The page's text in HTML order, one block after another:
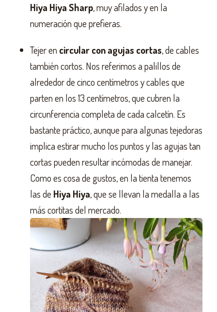
Hiya Hiya Sharp, muy afilados y en la
numeración que prefieras.
Tejer en circular con agujas cortas, de cables
también cortos. Nos referimos a palillos de
alrededor de cinco centímetros y cables que
parten en los 13 centímetros, que cubren la
circunferencia completa de cada calcetín. Es
bastante práctico, aunque para algunas tejedoras
implica estirar mucho los puntos y las agujas tan
cortas pueden resultar incómodas de manejar.
Como es cosa de gustos, en la tienta tenemos
las de Hiya Hiya, que se llevan la medalla a las
más cortitas del mercado.